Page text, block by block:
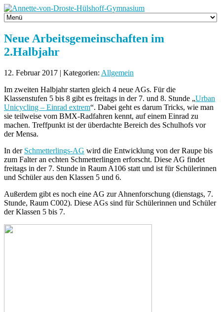
Neue Arbeitsgemeinschaften im
2.Halbjahr
12. Februar 2017 | Kategorien: Allgemein
Im zweiten Halbjahr starten gleich 4 neue AGs. Für die
Klassenstufen 5 bis 8 gibt es freitags in der 7. und 8. Stunde „Urban
Unicycling – Einrad extrem“. Dabei geht es darum Tricks, wie man
sie teilweise vom BMX-Radfahren kennt, auf einem Einrad zu
machen. Treffpunkt ist der überdachte Bereich des Schulhofs vor
der Mensa.
In der Schmetterlings-AG wird die Entwicklung von der Raupe bis
zum Falter an echten Schmetterlingen erforscht. Diese AG findet
freitags in der 7. Stunde in Raum A106 statt und ist für Schülerinnen
und Schüler aus den Klassen 5 und 6.
Außerdem gibt es noch eine AG zur Ahnenforschung (dienstags, 7.
Stunde, Raum C002). Diese AGs sind für Schülerinnen und Schüler
der Klassen 5 bis 7.